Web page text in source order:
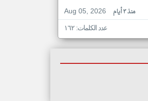
Aug 05, 2026
منذ ٣ أيام
عدد الكلمات: ١٦٢